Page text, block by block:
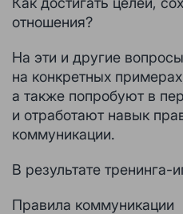
отношения?
На эти и другие
на конкретных
а также попробуют в
и отработают навык
коммуникации.
В результате тренинга-
Правила коммуникации